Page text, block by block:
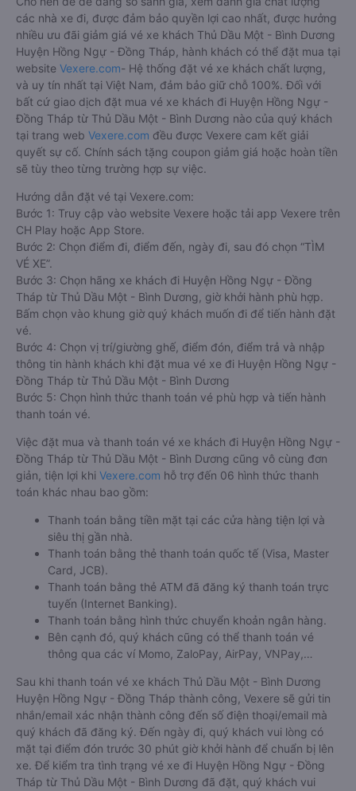
các nhà xe đi, được đảm bảo quyền lợi cao nhất, được hưởng
nhiều ưu đãi giảm giá vé xe khách Thủ Dầu Một - Bình Dương
Huyện Hồng Ngự - Đồng Tháp, hành khách có thể đặt mua tại
website Vexere.com- Hệ thống đặt vé xe khách chất lượng,
và uy tín nhất tại Việt Nam, đảm bảo giữ chỗ 100%. Đối với
bất cứ giao dịch đặt mua vé xe khách đi Huyện Hồng Ngự -
Đồng Tháp từ Thủ Dầu Một - Bình Dương nào của quý khách
tại trang web Vexere.com đều được Vexere cam kết giải
quyết sự cố. Chính sách tặng coupon giảm giá hoặc hoàn tiền
sẽ tùy theo từng trường hợp sự việc.
Hướng dẫn đặt vé tại Vexere.com:
Bước 1: Truy cập vào website Vexere hoặc tải app Vexere trên
CH Play hoặc App Store.
Bước 2: Chọn điểm đi, điểm đến, ngày đi, sau đó chọn “TÌM
VÉ XE”.
Bước 3: Chọn hãng xe khách đi Huyện Hồng Ngự - Đồng
Tháp từ Thủ Dầu Một - Bình Dương, giờ khởi hành phù hợp.
Bấm chọn vào khung giờ quý khách muốn đi để tiến hành đặt
vé.
Bước 4: Chọn vị trí/giường ghế, điểm đón, điểm trả và nhập
thông tin hành khách khi đặt mua vé xe đi Huyện Hồng Ngự -
Đồng Tháp từ Thủ Dầu Một - Bình Dương
Bước 5: Chọn hình thức thanh toán vé phù hợp và tiến hành
thanh toán vé.
Việc đặt mua và thanh toán vé xe khách đi Huyện Hồng Ngự -
Đồng Tháp từ Thủ Dầu Một - Bình Dương cũng vô cùng đơn
giản, tiện lợi khi Vexere.com hỗ trợ đến 06 hình thức thanh
toán khác nhau bao gồm:
Thanh toán bằng tiền mặt tại các cửa hàng tiện lợi và
siêu thị gần nhà.
Thanh toán bằng thẻ thanh toán quốc tế (Visa, Master
Card, JCB).
Thanh toán bằng thẻ ATM đã đăng ký thanh toán trực
tuyến (Internet Banking).
Thanh toán bằng hình thức chuyển khoản ngân hàng.
Bên cạnh đó, quý khách cũng có thể thanh toán vé
thông qua các ví Momo, ZaloPay, AirPay, VNPay,…
Sau khi thanh toán vé xe khách Thủ Dầu Một - Bình Dương
Huyện Hồng Ngự - Đồng Tháp thành công, Vexere sẽ gửi tin
nhắn/email xác nhận thành công đến số điện thoại/email mà
quý khách đã đăng ký. Đến ngày đi, quý khách vui lòng có
mặt tại điểm đón trước 30 phút giờ khởi hành để chuẩn bị lên
xe. Để kiểm tra tình trạng vé xe đi Huyện Hồng Ngự - Đồng
Tháp từ Thủ Dầu Một - Bình Dương đã đặt, quý khách vui